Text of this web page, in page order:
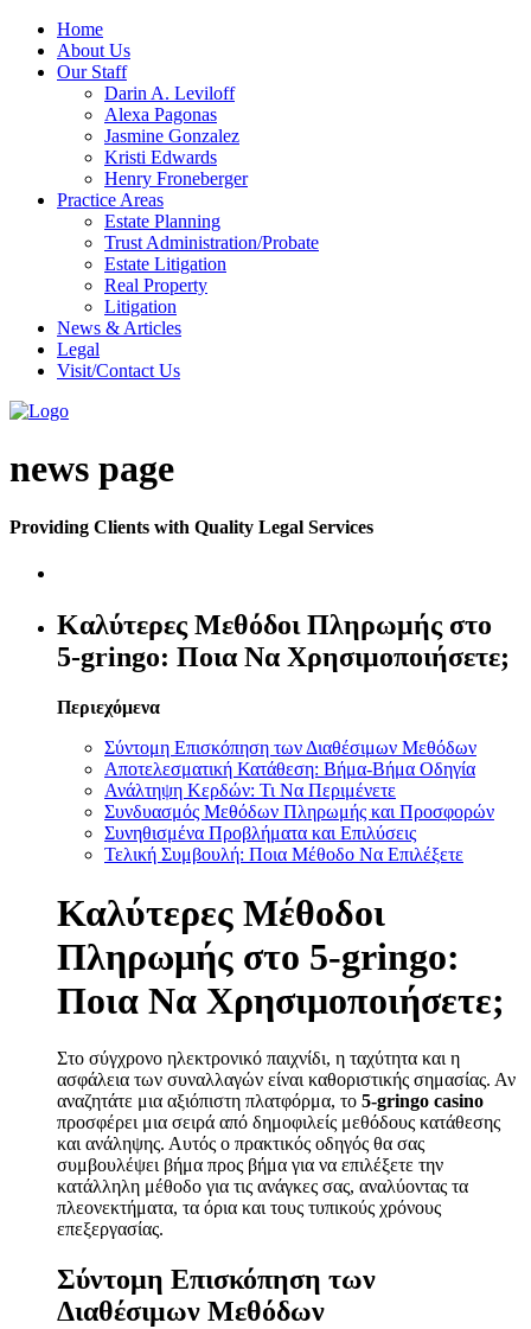
Home
About Us
Our Staff
Darin A. Leviloff
Alexa Pagonas
Jasmine Gonzalez
Kristi Edwards
Henry Froneberger
Practice Areas
Estate Planning
Trust Administration/Probate
Estate Litigation
Real Property
Litigation
News & Articles
Legal
Visit/Contact Us
news page
Providing Clients with Quality Legal Services
Καλύτερες Μεθόδοι Πληρωμής στο
5-gringo: Ποια Να Χρησιμοποιήσετε;
Περιεχόμενα
Σύντομη Επισκόπηση των Διαθέσιμων Μεθόδων
Αποτελεσματική Κατάθεση: Βήμα-Βήμα Οδηγία
Ανάλτηψη Κερδών: Τι Να Περιμένετε
Συνδυασμός Μεθόδων Πληρωμής και Προσφορών
Συνηθισμένα Προβλήματα και Επιλύσεις
Τελική Συμβουλή: Ποια Μέθοδο Να Επιλέξετε
Καλύτερες Μέθοδοι
Πληρωμής στο 5-gringo:
Ποια Να Χρησιμοποιήσετε;
Στο σύγχρονο ηλεκτρονικό παιχνίδι, η ταχύτητα και η
ασφάλεια των συναλλαγών είναι καθοριστικής σημασίας. Αν
αναζητάτε μια αξιόπιστη πλατφόρμα, το 5-gringo casino
προσφέρει μια σειρά από δημοφιλείς μεθόδους κατάθεσης
και ανάληψης. Αυτός ο πρακτικός οδηγός θα σας
συμβουλέψει βήμα προς βήμα για να επιλέξετε την
κατάλληλη μέθοδο για τις ανάγκες σας, αναλύοντας τα
πλεονεκτήματα, τα όρια και τους τυπικούς χρόνους
επεξεργασίας.
Σύντομη Επισκόπηση των
Διαθέσιμων Μεθόδων